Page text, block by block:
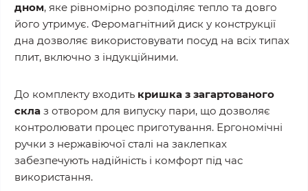
дном, яке рівномірно розподіляє тепло та довго
його утримує. Феромагнітний диск у конструкції
дна дозволяє використовувати посуд на всіх типах
плит, включно з індукційними.
До комплекту входить кришка з загартованого
скла з отвором для випуску пари, що дозволяє
контролювати процес приготування. Ергономічні
ручки з нержавіючої сталі на заклепках
забезпечують надійність і комфорт під час
використання.